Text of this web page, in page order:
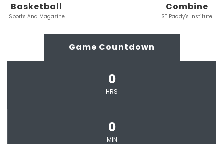
Basketball
Sports And Magazine
Combine
ST Paddy's Institute
Game Countdown
0
HRS
0
MIN